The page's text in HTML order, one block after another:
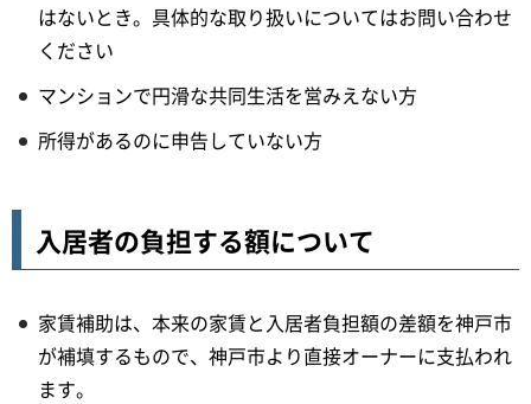
はないとき。具体的な取り扱いについてはお問い合わせ
ください
マンションで円滑な共同生活を営みえない方
所得があるのに申告していない方
入居者の負担する額について
家賃補助は、本来の家賃と入居者負担額の差額を神戸市
が補填するもので、神戸市より直接オーナーに支払われ
ます。